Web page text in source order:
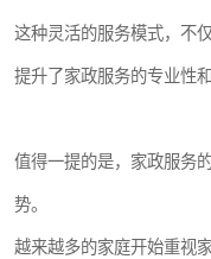
这种灵活的服务模式，不
提升了家政服务的专业性和
值得一提的是，家政服务
势。
越来越多的家庭开始重视